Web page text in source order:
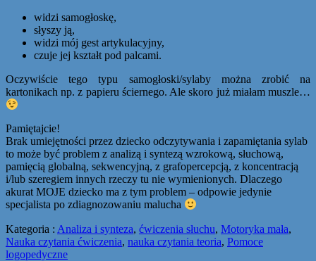
widzi samogłoskę,
słyszy ją,
widzi mój gest artykulacyjny,
czuje jej kształt pod palcami.
Oczywiście tego typu samogłoski/sylaby można zrobić na
kartonikach np. z papieru ściernego. Ale skoro już miałam muszle…
Pamiętajcie!
Brak umiejętności przez dziecko odczytywania i zapamiętania sylab
to może być problem z analizą i syntezą wzrokową, słuchową,
pamięcią globalną, sekwencyjną, z grafopercepcją, z koncentracją
i/lub szeregiem innych rzeczy tu nie wymienionych. Dlaczego
akurat MOJE dziecko ma z tym problem – odpowie jedynie
specjalista po zdiagnozowaniu malucha
Kategoria : Analiza i synteza, ćwiczenia słuchu, Motoryka mała,
Nauka czytania ćwiczenia, nauka czytania teoria, Pomoce
logopedyczne